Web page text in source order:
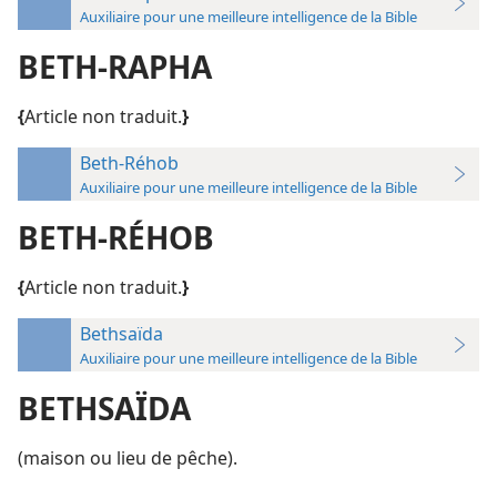
Auxiliaire pour une meilleure intelligence de la Bible
BETH-RAPHA
{Article non traduit.}
Beth-Réhob
Auxiliaire pour une meilleure intelligence de la Bible
BETH-RÉHOB
{Article non traduit.}
Bethsaïda
Auxiliaire pour une meilleure intelligence de la Bible
BETHSAÏDA
(maison ou lieu de pêche).